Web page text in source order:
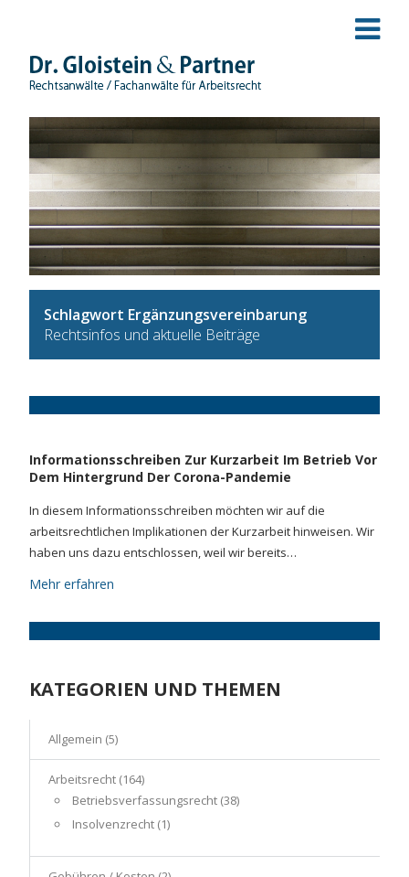
Schlagwort Ergänzungsvereinbarung
Rechtsinfos und aktuelle Beiträge
Informationsschreiben Zur Kurzarbeit Im Betrieb Vor
Dem Hintergrund Der Corona-Pandemie
In diesem Informationsschreiben möchten wir auf die
arbeitsrechtlichen Implikationen der Kurzarbeit hinweisen. Wir
haben uns dazu entschlossen, weil wir bereits…
Mehr erfahren
KATEGORIEN UND THEMEN
Allgemein (5)
Arbeitsrecht (164)
Betriebsverfassungsrecht (38)
Insolvenzrecht (1)